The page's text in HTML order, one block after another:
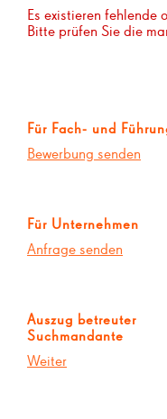
Es existieren fehlende
Bitte prüfen Sie die
Für Fach- und
Bewerbung senden
Für Unternehmen
Anfrage senden
Auszug betreuter
Suchmandante
Weiter